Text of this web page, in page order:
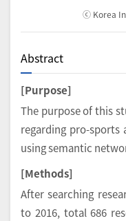
ⓒ Korea
Abstract
[Purpose]
The purpose of this
regarding pro-sports
using semantic
[Methods]
After searching
to 2016, total 686